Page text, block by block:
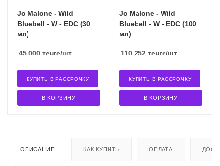
Jo Malone - Wild
Bluebell - W - EDC (30
мл)
45 000 тенге/шт
В КОРЗИНУ
КУПИТЬ В РАССРОЧКУ
Jo Malone - Wild
Bluebell - W - EDC (100
мл)
110 252 тенге/шт
В КОРЗИНУ
КУПИТЬ В РАССРОЧКУ
ОПИСАНИЕ КАК КУПИТЬ ОПЛАТА